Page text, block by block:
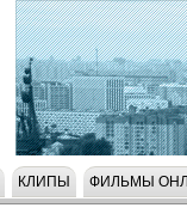
КЛИПЫ ФИЛЬМЫ